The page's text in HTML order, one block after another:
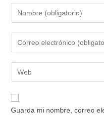
Introduce
tu
nombre
de
usuario
para
comentar
Introduce
tu
dirección
de
electrónico
para
Introduce
la
URL
Guarda mi nombre, correo